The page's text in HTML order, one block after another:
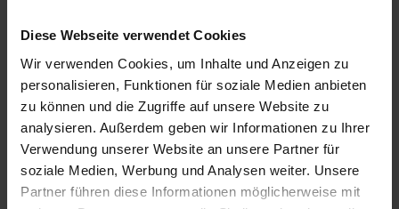
Diese Webseite verwendet Cookies
Wir verwenden Cookies, um Inhalte und Anzeigen zu
personalisieren, Funktionen für soziale Medien anbieten
zu können und die Zugriffe auf unsere Website zu
analysieren. Außerdem geben wir Informationen zu Ihrer
Verwendung unserer Website an unsere Partner für
soziale Medien, Werbung und Analysen weiter. Unsere
Partner führen diese Informationen möglicherweise mit
Downloads
STABILO marathon
Ballpoint Pens 128/318